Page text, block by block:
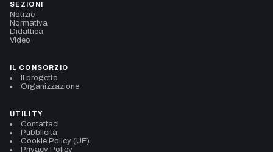
SEZIONI
Notizie
Normativa
Didattica
Video
IL CONSORZIO
Il progetto
Organizzazione
UTILITY
Contattaci
Pubblicità
Cookie Policy (UE)
Privacy Policy